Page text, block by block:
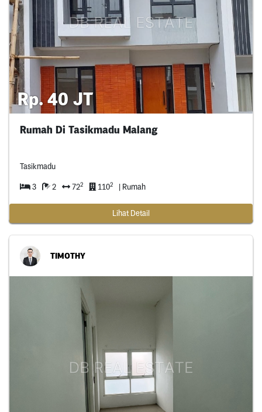
Rp. 40 JT
Rumah Di Tasikmadu Malang
Tasikmadu
3 2 722 1102 | Rumah
Lihat Detail
TIMOTHY